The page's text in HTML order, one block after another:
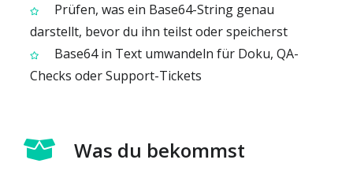
Prüfen, was ein Base64-String genau
darstellt, bevor du ihn teilst oder speicherst
Base64 in Text umwandeln für Doku, QA-
Checks oder Support-Tickets
Was du bekommst